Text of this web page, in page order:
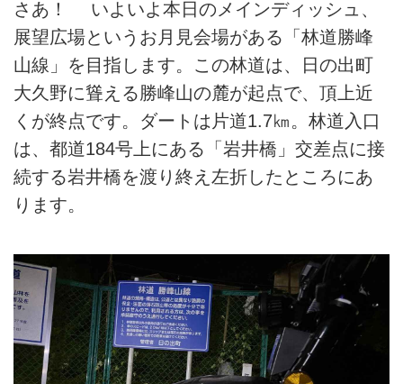
さあ！ いよいよ本日のメインディッシュ、
展望広場というお月見会場がある「林道勝峰
山線」を目指します。この林道は、日の出町
大久野に聳える勝峰山の麓が起点で、頂上近
くが終点です。ダートは片道1.7㎞。林道入口
は、都道184号上にある「岩井橋」交差点に接
続する岩井橋を渡り終え左折したところにあ
ります。